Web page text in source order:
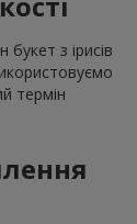
з ірисів
термін